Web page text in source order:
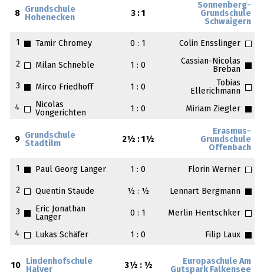
8
Grundschule
Hohenecken
3 : 1
Sonnenberg-
Grundschule
Schwaigern
1 Tamir Chromey 0 : 1 Colin Ensslinger
2 Milan Schneble 1 : 0
Cassian-Nicolas
Breban
3
Mirco Friedhoff 1 : 0
Tobias
Ellerichmann
4
Nicolas
Vongerichten
1 : 0 Miriam Ziegler
9
Grundschule
Stadtilm
2½ : 1½
Erasmus-
Grundschule
Offenbach
1 Paul Georg Langer 1 : 0 Florin Werner
2 Quentin Staude ½ : ½ Lennart Bergmann
3
Eric Jonathan
Langer
0 : 1 Merlin Hentschker
4 Lukas Schäfer 1 : 0 Filip Laux
10
Lindenhofschule
Halver
3½ : ½
Europaschule Am
Gutspark Falkensee